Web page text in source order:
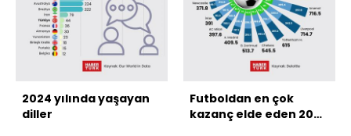
2024 yılında yaşayan
diller
Futboldan en çok
kazanç elde eden 20